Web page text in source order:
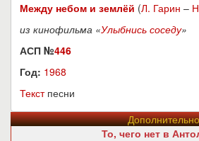
Между небом и землёй (Л. Гарин –
из кинофильма «Улыбнись соседу»
АСП №446
Год: 1968
Текстпесни
Дополнительно
То, чего нет в